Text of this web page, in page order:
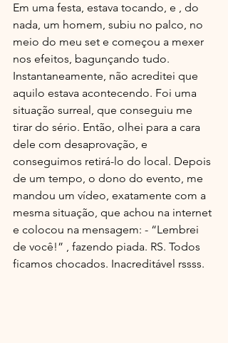
Em uma festa, estava tocando, e , do
nada, um homem, subiu no palco, no
meio do meu set e começou a mexer
nos efeitos, bagunçando tudo.
Instantaneamente, não acreditei que
aquilo estava acontecendo. Foi uma
situação surreal, que conseguiu me
tirar do sério. Então, olhei para a cara
dele com desaprovação, e
conseguimos retirá-lo do local. Depois
de um tempo, o dono do evento, me
mandou um vídeo, exatamente com a
mesma situação, que achou na internet
e colocou na mensagem: - “Lembrei
de você!” , fazendo piada. RS. Todos
ficamos chocados. Inacreditável rssss.